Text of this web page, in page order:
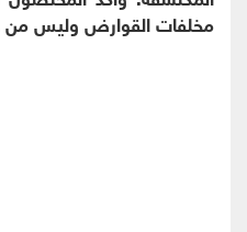
مخلفات القوارض وليس من